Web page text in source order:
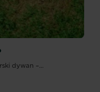
dywan –...